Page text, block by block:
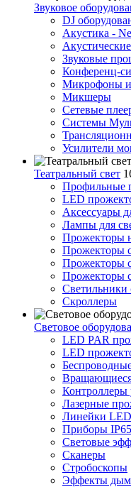
Звуковое
DJ
Акустика -
Звуковые
Конференц-
Микрофоны и
Микшеры
Сетевые
Системы
Усилители
Театральный свет
Профильные
LED
Аксессуары
Лампы для
Прожекторы
Прожекторы
Прожекторы
Прожекторы
Скроллеры
Световое
LED PAR
LED
Контроллеры
Лазерные
Линейки
Приборы IP65
Световые
Сканеры
Стробоскопы
Эффекты